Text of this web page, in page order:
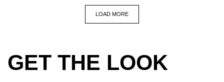
LOAD MORE
GET THE LOOK